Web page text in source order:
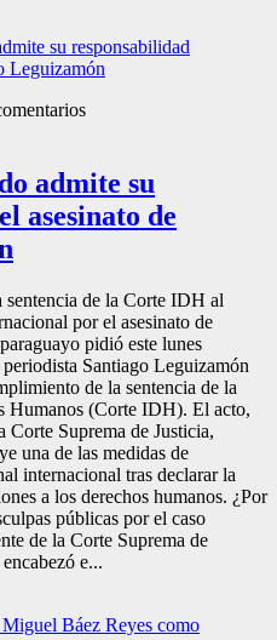
admite su
asesinato de
de la Corte IDH al
por el asesinato de
pidió este lunes
Santiago Leguizamón
de la sentencia de la
Humanos (Corte IDH). El acto,
Corte Suprema de Justicia,
una de las medidas de
internacional tras declarar la
a los derechos humanos. ¿Por
públicas por el caso
de la Corte Suprema de
e...